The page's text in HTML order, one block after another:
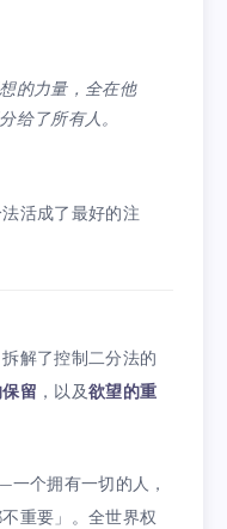
的力量，全在他
给了所有人。
活成了最好的注
解了控制二分法的
留 ，以及欲望的重
个拥有一切的人，
重要」。全世界权